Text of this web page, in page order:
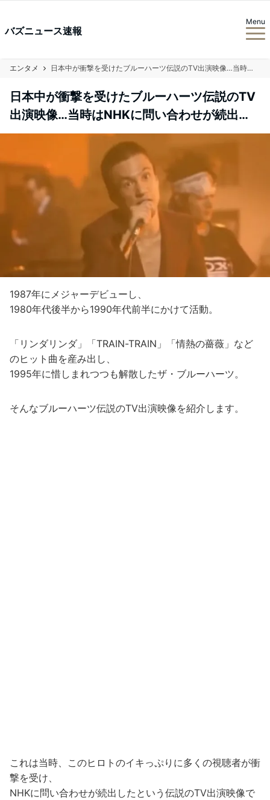
バズニュース速報
Menu
エンタメ 日本中が衝撃を受けたブルーハーツ伝説のTV出演映像…当時はNHKに問い合わせが続出…
日本中が衝撃を受けたブルーハーツ伝説のTV
出演映像…当時はNHKに問い合わせが続出…
1987年にメジャーデビューし、
1980年代後半から1990年代前半にかけて活動。
「リンダリンダ」「TRAIN-TRAIN」「情熱の薔薇」など
のヒット曲を産み出し、
1995年に惜しまれつつも解散したザ・ブルーハーツ。
そんなブルーハーツ伝説のTV出演映像を紹介します。
これは当時、このヒロトのイキっぷりに多くの視聴者が衝
撃を受け、
NHKに問い合わせが続出したという伝説のTV出演映像で